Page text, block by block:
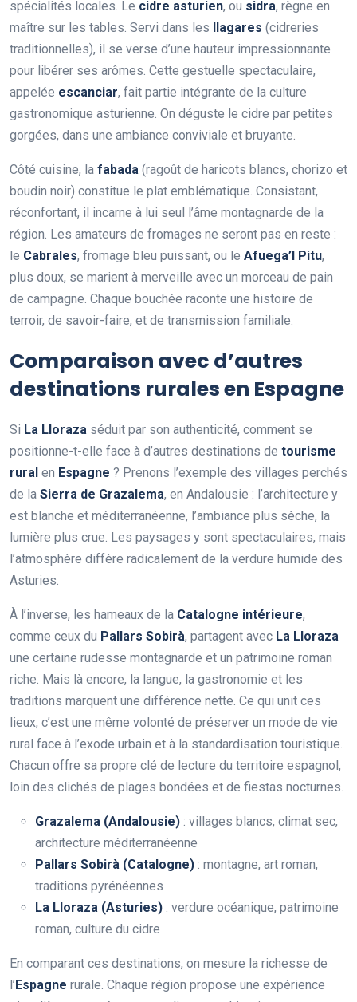
spécialités locales. Le cidre asturien, ou sidra, règne en
maître sur les tables. Servi dans les llagares (cidreries
traditionnelles), il se verse d’une hauteur impressionnante
pour libérer ses arômes. Cette gestuelle spectaculaire,
appelée escanciar, fait partie intégrante de la culture
gastronomique asturienne. On déguste le cidre par petites
gorgées, dans une ambiance conviviale et bruyante.
Côté cuisine, la fabada (ragoût de haricots blancs, chorizo et
boudin noir) constitue le plat emblématique. Consistant,
réconfortant, il incarne à lui seul l’âme montagnarde de la
région. Les amateurs de fromages ne seront pas en reste :
le Cabrales, fromage bleu puissant, ou le Afuega’l Pitu,
plus doux, se marient à merveille avec un morceau de pain
de campagne. Chaque bouchée raconte une histoire de
terroir, de savoir-faire, et de transmission familiale.
Comparaison avec d’autres
destinations rurales en Espagne
Si La Lloraza séduit par son authenticité, comment se
positionne-t-elle face à d’autres destinations de tourisme
rural en Espagne ? Prenons l’exemple des villages perchés
de la Sierra de Grazalema, en Andalousie : l’architecture y
est blanche et méditerranéenne, l’ambiance plus sèche, la
lumière plus crue. Les paysages y sont spectaculaires, mais
l’atmosphère diffère radicalement de la verdure humide des
Asturies.
À l’inverse, les hameaux de la Catalogne intérieure,
comme ceux du Pallars Sobirà, partagent avec La Lloraza
une certaine rudesse montagnarde et un patrimoine roman
riche. Mais là encore, la langue, la gastronomie et les
traditions marquent une différence nette. Ce qui unit ces
lieux, c’est une même volonté de préserver un mode de vie
rural face à l’exode urbain et à la standardisation touristique.
Chacun offre sa propre clé de lecture du territoire espagnol,
loin des clichés de plages bondées et de fiestas nocturnes.
Grazalema (Andalousie) : villages blancs, climat sec,
architecture méditerranéenne
Pallars Sobirà (Catalogne) : montagne, art roman,
traditions pyrénéennes
La Lloraza (Asturies) : verdure océanique, patrimoine
roman, culture du cidre
En comparant ces destinations, on mesure la richesse de
l’Espagne rurale. Chaque région propose une expérience